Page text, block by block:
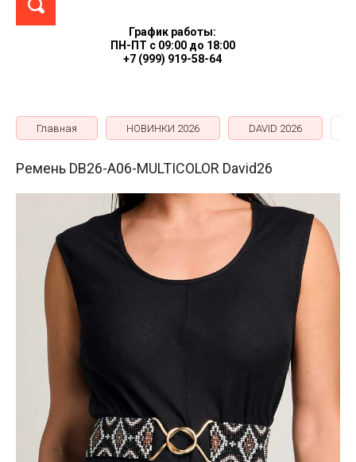
График работы:
ПН-ПТ с 09:00 до 18:00
+7 (999) 919-58-64
Главная НОВИНКИ 2026 DAVID 2026
Ремень DB26-A06-MULTICOLOR David26